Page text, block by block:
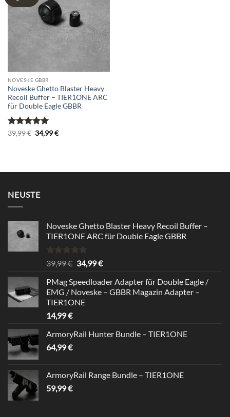
NOVESKE GBBR
Noveske Ghetto Blaster Heavy
Recoil Buffer – TIER1ONE ARC
für Double Eagle GBBR
Bewertet
39,99€ Ursprünglicher
Preis
34,99€Aktueller
NEUSTE
Noveske Ghetto Blaster Heavy Recoil Buffer –
TIER1ONE ARC für Double Eagle GBBR
Bewertet
mit
von 5
39,99€ Ursprünglicher
war:
39,99 €
34,99€Aktueller
ist:
34,99 €.
PMag Speedloader Adapter für Double Eagle /
EMG / Noveske – GBBR Magazin Adapter –
TIER1ONE
14,99€
ArmoryRail Hunter Bundle – TIER1ONE
64,99€
ArmoryRail Range Bundle – TIER1ONE
59,99€